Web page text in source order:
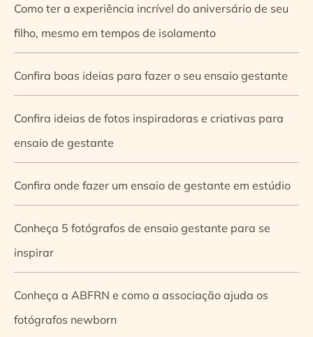
Como ter a experiência incrível do aniversário de seu
filho, mesmo em tempos de isolamento
Confira boas ideias para fazer o seu ensaio gestante
Confira ideias de fotos inspiradoras e criativas para
ensaio de gestante
Confira onde fazer um ensaio de gestante em estúdio
Conheça 5 fotógrafos de ensaio gestante para se
inspirar
Conheça a ABFRN e como a associação ajuda os
fotógrafos newborn